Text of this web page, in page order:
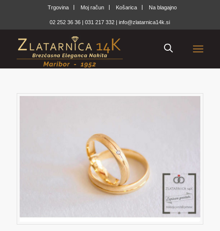
Trgovina Moj račun Košarica Na blagajno
02 252 36 36 |031 217 332 |info@zlatarnica14k.si